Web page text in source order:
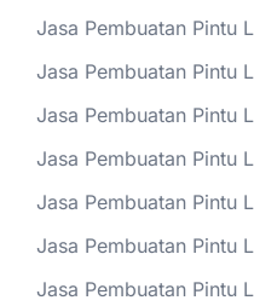
Jasa Pembuatan Pintu
Jasa Pembuatan Pintu
Jasa Pembuatan Pintu
Jasa Pembuatan Pintu
Jasa Pembuatan Pintu
Jasa Pembuatan Pintu
Jasa Pembuatan Pintu